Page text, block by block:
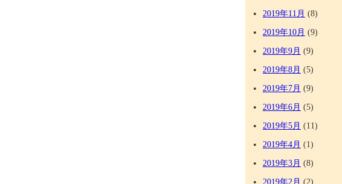
2019年11月 (8)
2019年10月 (9)
2019年9月 (9)
2019年8月 (5)
2019年7月 (9)
2019年6月 (5)
2019年5月 (11)
2019年4月 (1)
2019年3月 (8)
2019年2月 (2)